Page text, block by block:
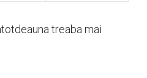
treaba mai